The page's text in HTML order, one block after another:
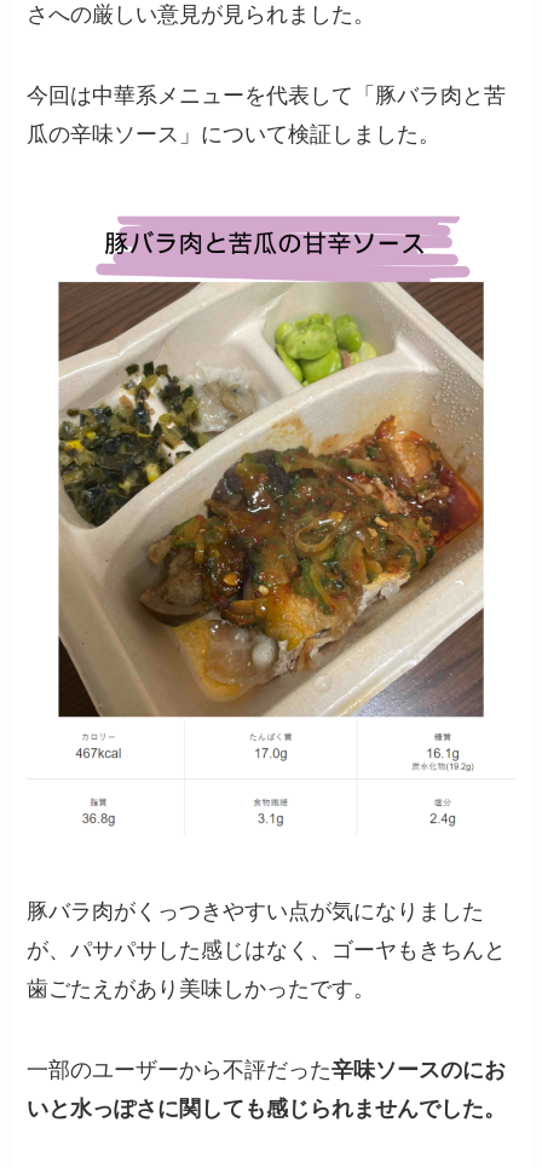
さへの厳しい意見が見られました。
今回は中華系メニューを代表して「豚バラ肉と苦
瓜の辛味ソース」について検証しました。
豚バラ肉がくっつきやすい点が気になりました
が、パサパサした感じはなく、ゴーヤもきちんと
歯ごたえがあり美味しかったです。
一部のユーザーから不評だった辛味ソースのにお
いと水っぽさに関しても感じられませんでした。